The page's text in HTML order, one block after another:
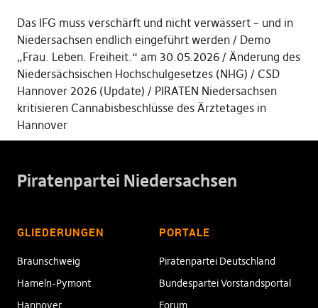
Das IFG muss verschärft und nicht verwässert – und in
Niedersachsen endlich eingeführt werden
Demo
„Frau. Leben. Freiheit.“ am 30.05.2026
Änderung des
Niedersächsischen Hochschulgesetzes (NHG)
CSD
Hannover 2026 (Update)
PIRATEN Niedersachsen
kritisieren Cannabisbeschlüsse des Ärztetages in
Hannover
Piratenpartei Niedersachsen
GLIEDERUNGEN
Braunschweig
Hameln-Pymont
Hannover
PORTALE
Piratenpartei Deutschland
Bundespartei Vorstandsportal
Forum